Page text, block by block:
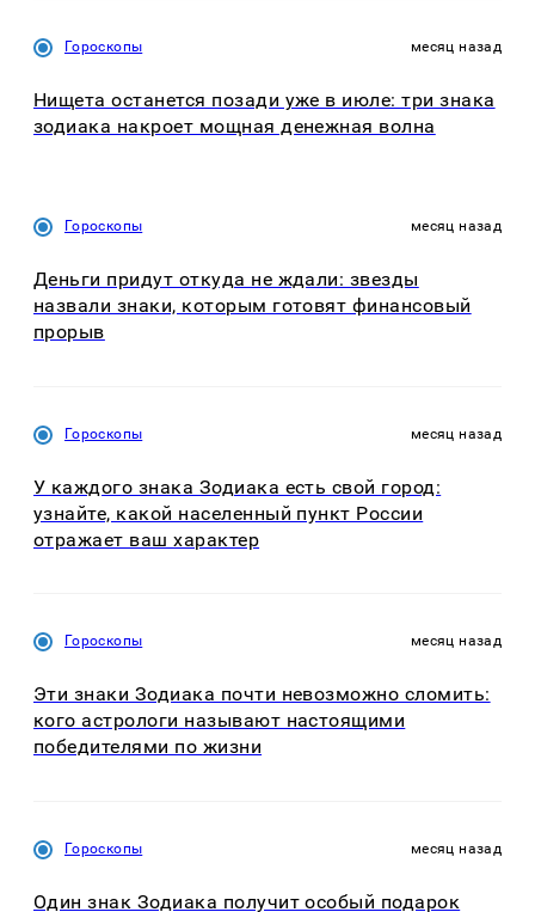
Гороскопы месяц назад
Нищета останется позади уже в июле: три знака
зодиака накроет мощная денежная волна
Гороскопы месяц назад
Деньги придут откуда не ждали: звезды
назвали знаки, которым готовят финансовый
прорыв
Гороскопы месяц назад
У каждого знака Зодиака есть свой город:
узнайте, какой населенный пункт России
отражает ваш характер
Гороскопы месяц назад
Эти знаки Зодиака почти невозможно сломить:
кого астрологи называют настоящими
победителями по жизни
Гороскопы месяц назад
Один знак Зодиака получит особый подарок